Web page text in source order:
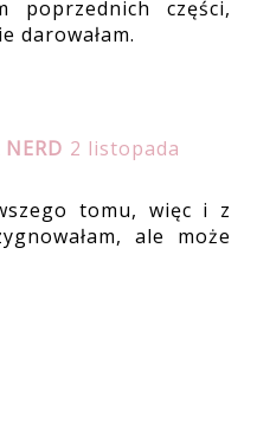
poprzednich części,
darowałam.
2 listopada
tomu, więc i z
ale może